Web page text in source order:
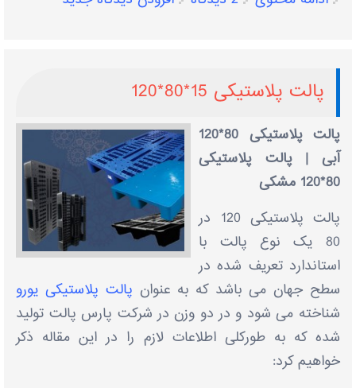
پالت پلاستیکی 15*80*120
پالت پلاستیکی 80*120
آبی | پالت پلاستیکی
80*120 مشکی
پالت پلاستیکی 120 در
80 یک نوع پالت با
استاندارد تعریف شده در
سطح جهان می باشد که به عنوان پالت پلاستیکی یورو
شناخته می شود و در دو وزن در شرکت پارس پالت تولید
شده که به طورکلی اطلاعات لازم را در این مقاله ذکر
خواهیم کرد: